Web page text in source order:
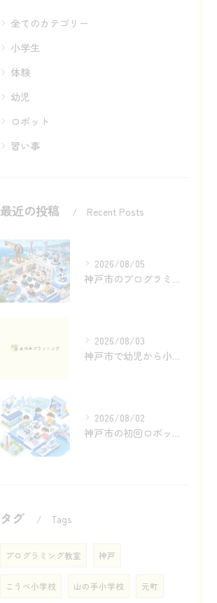
全てのカテゴリー
小学生
体験
幼児
ロボット
習い事
最近の投稿 Recent Posts
2026/08/05
神戸市のプログラミング教室で滑車からロボットへ
2026/08/03
神戸市で幼児から小学生へ続くロボットものづくり
2026/08/02
神戸市の初回ロボットプログラミング体験で見る動き
タグ Tags
プログラミング教室 神戸
こうべ小学校 山の手小学校 元町